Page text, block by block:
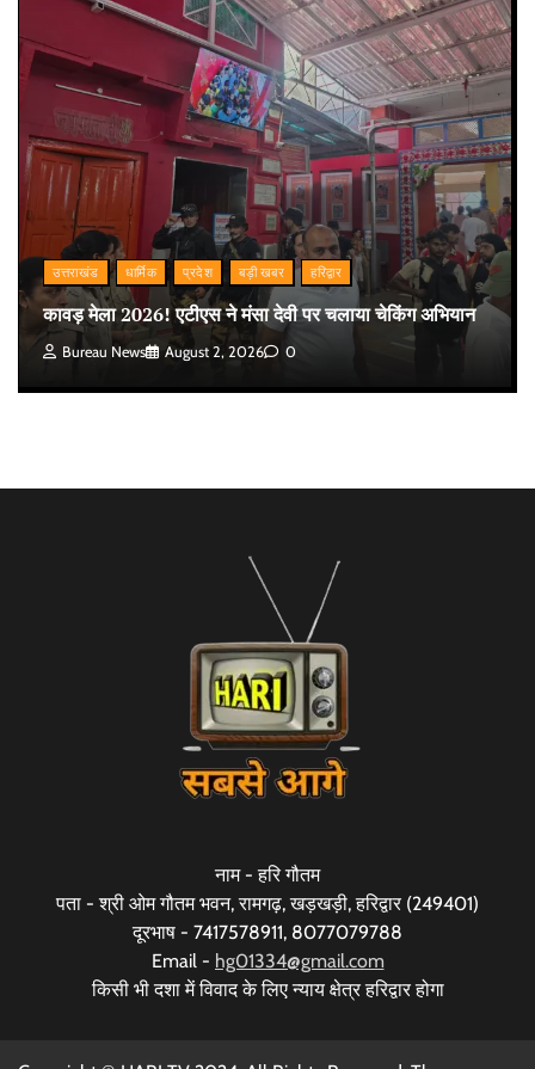
उत्तराखंड धार्मिक प्रदेश बड़ी खबर हरिद्वार
कावड़ मेला 2026! एटीएस ने मंसा देवी पर चलाया चेकिंग अभियान
Bureau News August 2, 2026 0
नाम - हरि गौतम
पता - श्री ओम गौतम भवन, रामगढ़, खड़खड़ी, हरिद्वार (249401)
दूरभाष - 7417578911, 8077079788
Email - hg01334@gmail.com
किसी भी दशा में विवाद के लिए न्याय क्षेत्र हरिद्वार होगा